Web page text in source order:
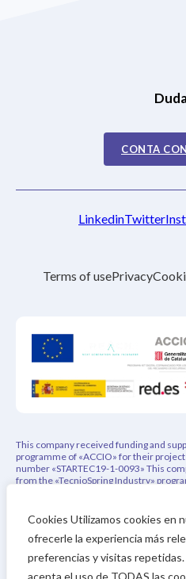
Cookies Utilizamos cookies en
ofrecerle la experiencia más
preferencias y visitas
acepta el uso de TODAS las
CONTA
Terms of usePrivacy
LinkedinTwitter
This company received funding and
programme of «ACCIO» for their
number «STARTEC19-1-0093» This
from the «TecnioSpring Industry»
funding from the European Union’s
programme under REACH Incubator
project has received funding from the
financing from CDTI and the Horizon
Framework Program of the European